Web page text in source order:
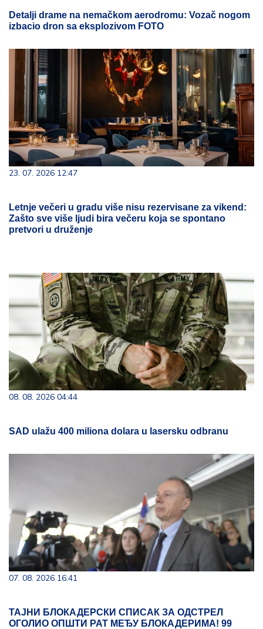
Detalji drame na nemačkom aerodromu: Vozač nogom
izbacio dron sa eksplozivom FOTO
23. 07. 2026 12:47
Letnje večeri u gradu više nisu rezervisane za vikend:
Zašto sve više ljudi bira večeru koja se spontano
pretvori u druženje
08. 08. 2026 04:44
SAD ulažu 400 miliona dolara u lasersku odbranu
07. 08. 2026 16:41
ТАЈНИ БЛОКАДЕРСКИ СПИСАК ЗА ОДСТРЕЛ
ОГОЛИО ОПШТИ РАТ МЕЂУ БЛОКАДЕРИМА! 99